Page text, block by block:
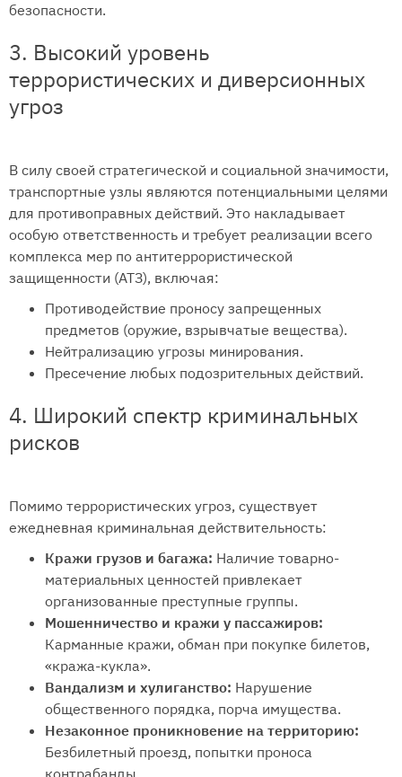
безопасности.
3. Высокий уровень
террористических и диверсионных
угроз
В силу своей стратегической и социальной значимости,
транспортные узлы являются потенциальными целями
для противоправных действий. Это накладывает
особую ответственность и требует реализации всего
комплекса мер по антитеррористической
защищенности (АТЗ), включая:
Противодействие проносу запрещенных
предметов (оружие, взрывчатые вещества).
Нейтрализацию угрозы минирования.
Пресечение любых подозрительных действий.
4. Широкий спектр криминальных
рисков
Помимо террористических угроз, существует
ежедневная криминальная действительность:
Кражи грузов и багажа: Наличие товарно-
материальных ценностей привлекает
организованные преступные группы.
Мошенничество и кражи у пассажиров:
Карманные кражи, обман при покупке билетов,
«кража-кукла».
Вандализм и хулиганство: Нарушение
общественного порядка, порча имущества.
Незаконное проникновение на территорию:
Безбилетный проезд, попытки проноса
контрабанды.